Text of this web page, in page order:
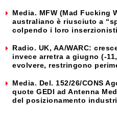
Media. MFW (Mad Fucking
australiano è riusciuto a
colpendo i loro inserzionisti
Radio. UK, AA/WARC:
invece arretra a giugno (-
evolvere, restringono
Media. Del. 152/26/CONS
quote GEDI ad Antenna
del posizionamento